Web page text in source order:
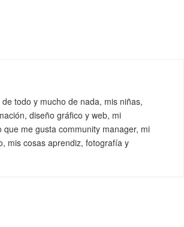
todo y mucho de nada, mis niñas,
diseño gráfico y web, mi
me gusta community manager, mi
mis cosas aprendiz, fotografía y